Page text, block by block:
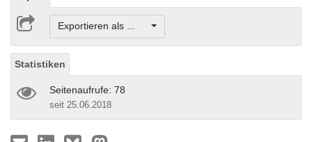
Exportieren als ...
Statistiken
Seitenaufrufe: 78
seit 25.06.2018